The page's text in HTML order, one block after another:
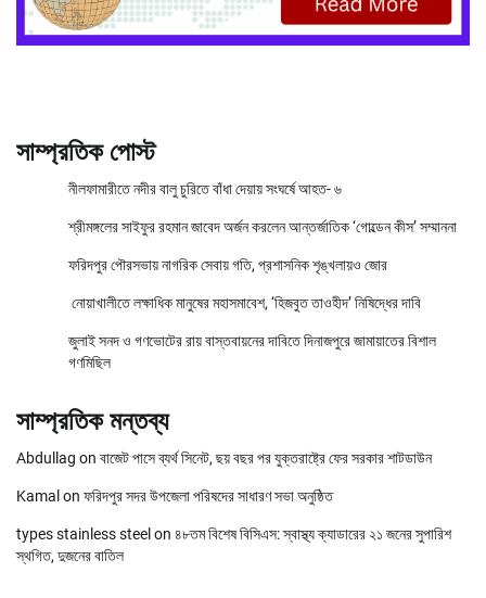
সাম্প্রতিক পোস্ট
নীলফামারীতে নদীর বালু চুরিতে বাঁধা দেয়ায় সংঘর্ষে আহত- ৬
শ্রীমঙ্গলের সাইফুর রহমান জাবেদ অর্জন করলেন আন্তর্জাতিক ‘গোল্ডেন কীস’ সম্মাননা
ফরিদপুর পৌরসভায় নাগরিক সেবায় গতি, প্রশাসনিক শৃঙ্খলায়ও জোর
নোয়াখালীতে লক্ষাধিক মানুষের মহাসমাবেশ, ‘হিজবুত তাওহীদ’ নিষিদ্ধের দাবি
জুলাই সনদ ও গণভোটের রায় বাস্তবায়নের দাবিতে দিনাজপুরে জামায়াতের বিশাল
গণমিছিল
সাম্প্রতিক মন্তব্য
Abdullag on বাজেট পাসে ব্যর্থ সিনেট, ছয় বছর পর যুক্তরাষ্ট্রে ফের সরকার শাটডাউন
Kamal on ফরিদপুর সদর উপজেলা পরিষদের সাধারণ সভা অনুষ্ঠিত
types stainless steel on ৪৮তম বিশেষ বিসিএস: স্বাস্থ্য ক্যাডারের ২১ জনের সুপারিশ
স্থগিত, দুজনের বাতিল